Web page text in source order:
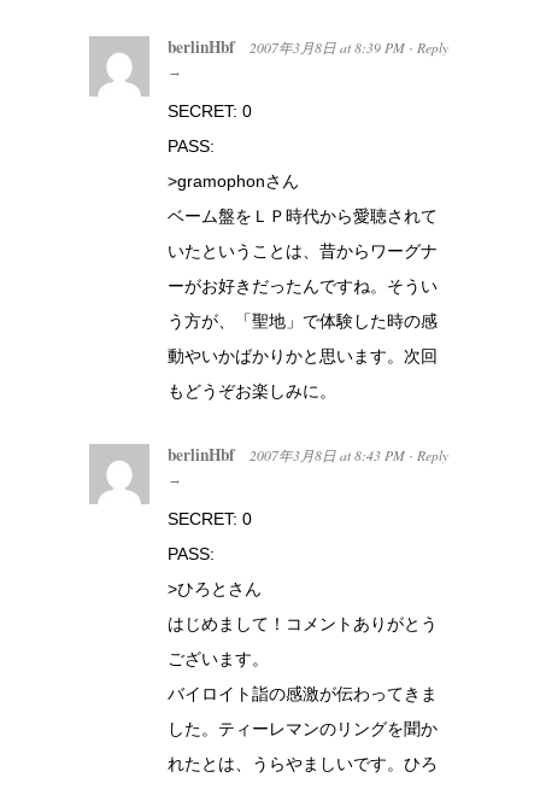
berlinHbf 2007年3月8日 at 8:39 PM · Reply
→
SECRET: 0
PASS:
>gramophonさん
ベーム盤をＬＰ時代から愛聴されて
いたということは、昔からワーグナ
ーがお好きだったんですね。そうい
う方が、「聖地」で体験した時の感
動やいかばかりかと思います。次回
もどうぞお楽しみに。
berlinHbf 2007年3月8日 at 8:43 PM · Reply
→
SECRET: 0
PASS:
>ひろとさん
はじめまして！コメントありがとう
ございます。
バイロイト詣の感激が伝わってきま
した。ティーレマンのリングを聞か
れたとは、うらやましいです。ひろ